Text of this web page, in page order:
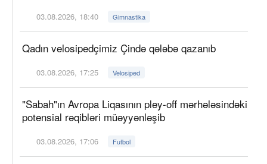
03.08.2026, 18:40 Gimnastika
Qadın velosipedçimiz Çində qələbə qazanıb
03.08.2026, 17:25 Velosiped
"Sabah"ın Avropa Liqasının pley-off mərhələsindəki
potensial rəqibləri müəyyənləşib
03.08.2026, 17:06 Futbol